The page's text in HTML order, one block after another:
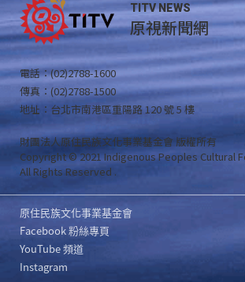
TITV NEWS
原視新聞網
電話：(02)2788-1600
傳真：(02)2788-1500
地址：台北市南港區重陽路 120 號 5 樓
財團法人原住民族文化事業基金會 版權所有
Copyright © 2021 Indigenous Peoples Cultural
All Rights Reserved .
原住民族文化事業基金會
Facebook 粉絲專頁
YouTube 頻道
Instagram